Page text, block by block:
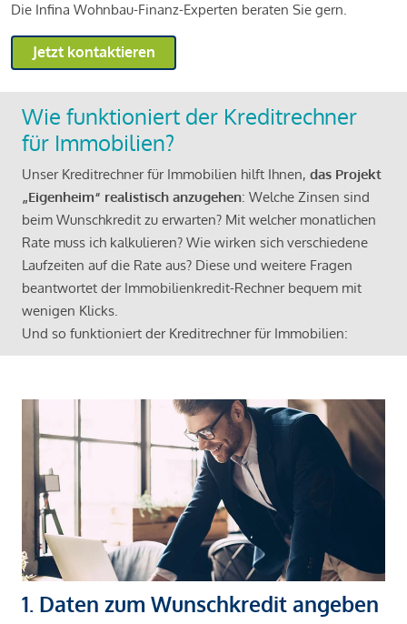
Die Infina Wohnbau-Finanz-Experten beraten Sie gern.
Jetzt kontaktieren
Wie funktioniert der Kreditrechner
für Immobilien?
Unser Kreditrechner für Immobilien hilft Ihnen, das Projekt
„Eigenheim“ realistisch anzugehen: Welche Zinsen sind
beim Wunschkredit zu erwarten? Mit welcher monatlichen
Rate muss ich kalkulieren? Wie wirken sich verschiedene
Laufzeiten auf die Rate aus? Diese und weitere Fragen
beantwortet der Immobilienkredit-Rechner bequem mit
wenigen Klicks.
Und so funktioniert der Kreditrechner für Immobilien:
1. Daten zum Wunschkredit angeben